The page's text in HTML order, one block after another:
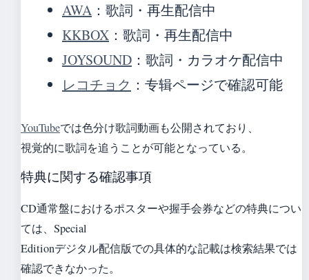
AWA ：歌詞・再生配信中
KKBOX ：歌詞・再生配信中
JOYSOUND ：歌詞・カラオケ配信中
レコチョク ：专辑ページで確認可能
YouTubeでは色分け歌詞動画も公開されており、
視覚的に歌詞を追うことが可能となっている。
特典に関する確認事項
CD通常盤におけるポスターや握手会券などの特典につい
ては、Special
Editionデジタル配信版での具体的な記載は検索結果では
確認できなかった。